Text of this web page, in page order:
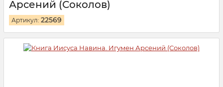
Арсений (Соколов)
Артикул: 22569